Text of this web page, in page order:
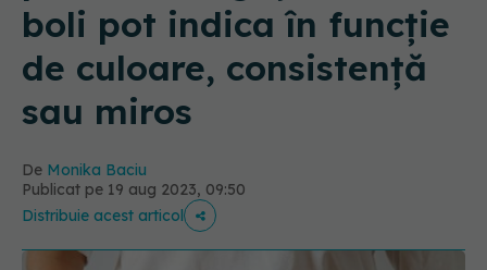
boli pot indica în funcție
de culoare, consistență
sau miros
De Monika Baciu
Publicat pe 19 aug 2023, 09:50
Distribuie acest articol